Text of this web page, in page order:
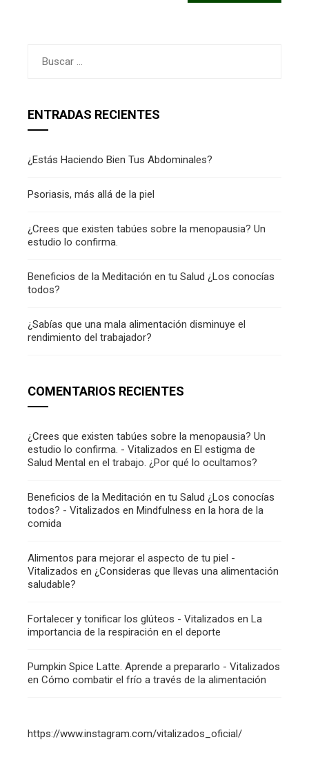
ENTRADAS RECIENTES
¿Estás Haciendo Bien Tus Abdominales?
Psoriasis, más allá de la piel
¿Crees que existen tabúes sobre la menopausia? Un
estudio lo confirma.
Beneficios de la Meditación en tu Salud ¿Los conocías
todos?
¿Sabías que una mala alimentación disminuye el
rendimiento del trabajador?
COMENTARIOS RECIENTES
¿Crees que existen tabúes sobre la menopausia? Un
estudio lo confirma. - Vitalizados en El estigma de
Salud Mental en el trabajo. ¿Por qué lo ocultamos?
Beneficios de la Meditación en tu Salud ¿Los conocías
todos? - Vitalizados en Mindfulness en la hora de la
comida
Alimentos para mejorar el aspecto de tu piel -
Vitalizados en ¿Consideras que llevas una alimentación
saludable?
Fortalecer y tonificar los glúteos - Vitalizados en La
importancia de la respiración en el deporte
Pumpkin Spice Latte. Aprende a prepararlo - Vitalizados
en Cómo combatir el frío a través de la alimentación
https://www.instagram.com/vitalizados_oficial/